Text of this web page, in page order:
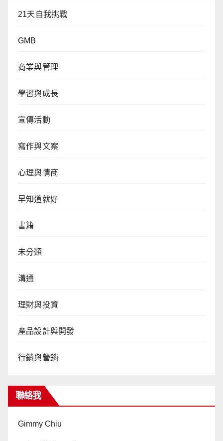
21天自我挑戰
GMB
商業與管理
學習與成長
宣傳活動
寫作與文案
心理與情商
早知道就好
書籍
未分類
溝通
理財與投資
產品設計與開發
行銷與營銷
聯絡我
Gimmy Chiu